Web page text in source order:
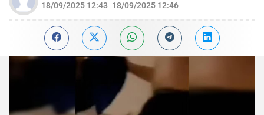
18/09/2025 12:43 18/09/2025 12:46